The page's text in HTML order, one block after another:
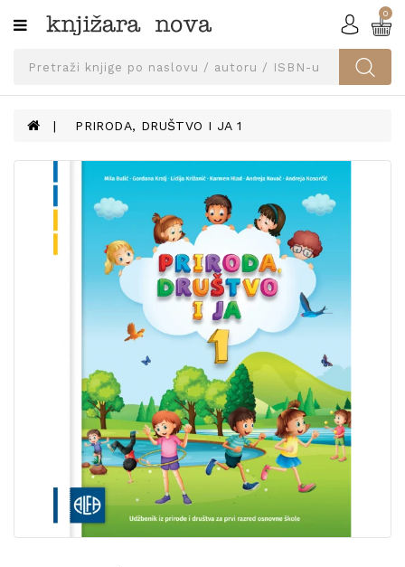
Kategorije
SVEUČILIŠNA
UDŽBENICI
KNJIGE
PRIBOR
OPREMA
POSEBNA
0
PRIRODA, DRUŠTVO I JA 1